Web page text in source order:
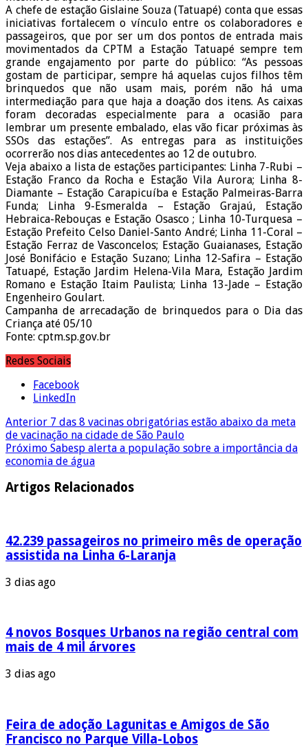
A chefe de estação Gislaine Souza (Tatuapé) conta que essas
iniciativas fortalecem o vínculo entre os colaboradores e
passageiros, que por ser um dos pontos de entrada mais
movimentados da CPTM a Estação Tatuapé sempre tem
grande engajamento por parte do público: “As pessoas
gostam de participar, sempre há aquelas cujos filhos têm
brinquedos que não usam mais, porém não há uma
intermediação para que haja a doação dos itens. As caixas
foram decoradas especialmente para a ocasião para
lembrar um presente embalado, elas vão ficar próximas às
SSOs das estações”. As entregas para as instituições
ocorrerão nos dias antecedentes ao 12 de outubro.
Veja abaixo a lista de estações participantes: Linha 7-Rubi –
Estação Franco da Rocha e Estação Vila Aurora; Linha 8-
Diamante – Estação Carapicuíba e Estação Palmeiras-Barra
Funda; Linha 9-Esmeralda – Estação Grajaú, Estação
Hebraica-Rebouças e Estação Osasco ; Linha 10-Turquesa –
Estação Prefeito Celso Daniel-Santo André; Linha 11-Coral –
Estação Ferraz de Vasconcelos; Estação Guaianases, Estação
José Bonifácio e Estação Suzano; Linha 12-Safira – Estação
Tatuapé, Estação Jardim Helena-Vila Mara, Estação Jardim
Romano e Estação Itaim Paulista; Linha 13-Jade – Estação
Engenheiro Goulart.
Campanha de arrecadação de brinquedos para o Dia das
Criança até 05/10
Fonte: cptm.sp.gov.br
Redes Sociais
Facebook
LinkedIn
Anterior 7 das 8 vacinas obrigatórias estão abaixo da meta
de vacinação na cidade de São Paulo
Próximo Sabesp alerta a população sobre a importância da
economia de água
Artigos Relacionados
42.239 passageiros no primeiro mês de operação
assistida na Linha 6-Laranja
3 dias ago
4 novos Bosques Urbanos na região central com
mais de 4 mil árvores
3 dias ago
Feira de adoção Lagunitas e Amigos de São
Francisco no Parque Villa-Lobos